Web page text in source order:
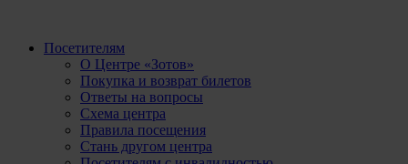
Посетителям
О Центре «Зотов»
Покупка и возврат билетов
Ответы на вопросы
Схема центра
Правила посещения
Стань другом центра